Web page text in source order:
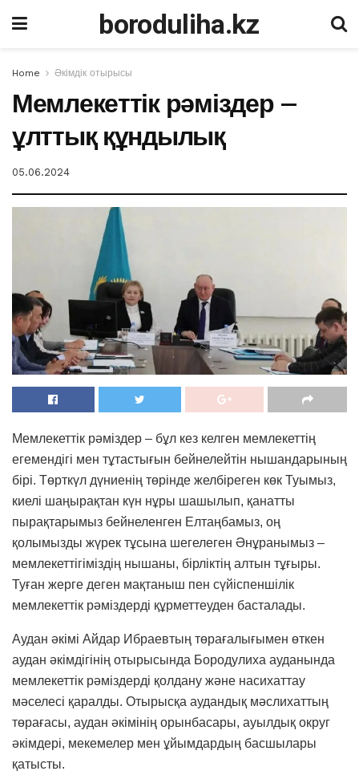
boroduliha.kz
Home Әкімдік отырысы
Мемлекеттік рәміздер –
ұлттық құндылық
05.06.2024
Мемлекеттік рәміздер – бұл кез келген мемлекеттің
егемендігі мен тұтастығын бейнелейтін нышандарының
бірі. Төрткүл дүниенің төрінде желбіреген көк Туымыз,
киелі шаңырақтан күн нұры шашылып, қанатты
пырақтарымыз бейнеленген Елтаңбамыз, оң
қолымызды жүрек тұсына шегелеген Әнұранымыз –
мемлекеттігіміздің нышаны, бірліктің алтын тұғыры.
Туған жерге деген мақтаныш пен сүйіспеншілік
мемлекеттік рәміздерді құрметтеуден басталады.
Аудан әкімі Айдар Ибраевтың төрағалығымен өткен
аудан әкімдігінің отырысында Бородулиха ауданында
мемлекеттік рәміздерді қолдану және насихаттау
мәселесі қаралды. Отырысқа аудандық мәслихаттың
төрағасы, аудан әкімінің орынбасары, ауылдық округ
әкімдері, мекемелер мен ұйымдардың басшылары
қатысты.